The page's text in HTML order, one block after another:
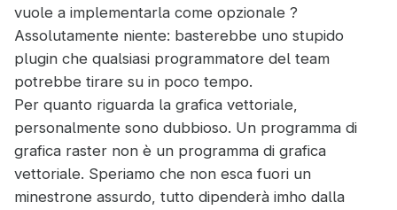
vuole a implementarla come opzionale ?
Assolutamente niente: basterebbe uno stupido
plugin che qualsiasi programmatore del team
potrebbe tirare su in poco tempo.
Per quanto riguarda la grafica vettoriale,
personalmente sono dubbioso. Un programma di
grafica raster non è un programma di grafica
vettoriale. Speriamo che non esca fuori un
minestrone assurdo, tutto dipenderà imho dalla